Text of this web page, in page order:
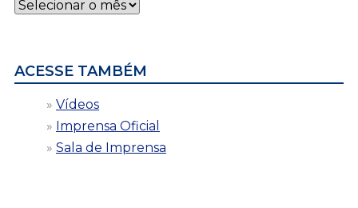
por
ACESSE TAMBÉM
Vídeos
Imprensa Oficial
Sala de Imprensa